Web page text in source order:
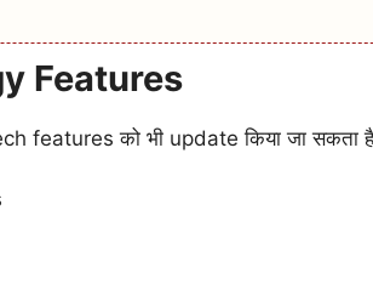
Features
features को भी update किया जा सकता